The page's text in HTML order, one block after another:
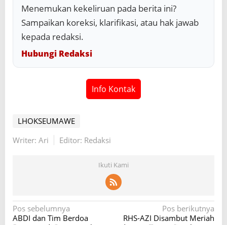
Menemukan kekeliruan pada berita ini?
Sampaikan koreksi, klarifikasi, atau hak jawab
kepada redaksi.
Hubungi Redaksi
Info Kontak
LHOKSEUMAWE
Writer: Ari
Editor: Redaksi
Ikuti Kami
N
Pos sebelumnya
ABDI dan Tim Berdoa
Pos berikutnya
RHS-AZI Disambut Meriah